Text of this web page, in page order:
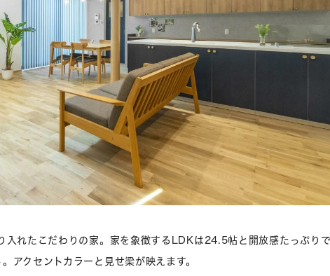
入れたこだわりの家。家を象徴するLDKは24.5帖と開放感たっぷり
アクセントカラーと見せ梁が映えます。